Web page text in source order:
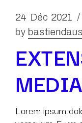
24 Déc 2021
by
Lorem ipsum